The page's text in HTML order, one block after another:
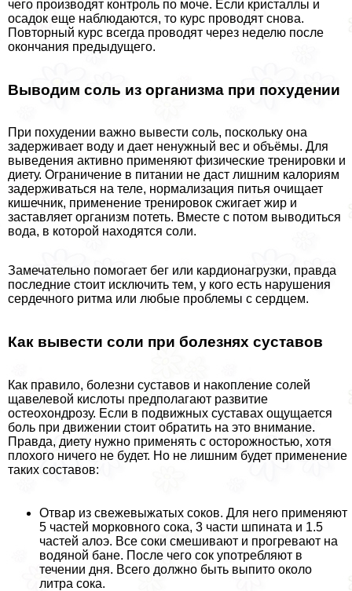
чего производят контроль по моче. Если кристаллы и
осадок еще наблюдаются, то курс проводят снова.
Повторный курс всегда проводят через неделю после
окончания предыдущего.
Выводим соль из организма при похудении
При похудении важно вывести соль, поскольку она
задерживает воду и дает ненужный вес и объёмы. Для
выведения активно применяют физические тренировки и
диету. Ограничение в питании не даст лишним калориям
задерживаться на теле, нормализация питья очищает
кишечник, применение тренировок сжигает жир и
заставляет организм потеть. Вместе с потом выводиться
вода, в которой находятся соли.
Замечательно помогает бег или кардионагрузки, правда
последние стоит исключить тем, у кого есть нарушения
сердечного ритма или любые проблемы с сердцем.
Как вывести соли при болезнях суставов
Как правило, болезни суставов и накопление солей
щавелевой кислоты предполагают развитие
остеохондрозу. Если в подвижных суставах ощущается
боль при движении стоит обратить на это внимание.
Правда, диету нужно применять с осторожностью, хотя
плохого ничего не будет. Но не лишним будет применение
таких составов:
Отвар из свежевыжатых соков. Для него применяют
5 частей морковного сока, 3 части шпината и 1.5
частей алоэ. Все соки смешивают и прогревают на
водяной бане. После чего сок употрeбляют в
течении дня. Всего должно быть выпито около
литра сока.